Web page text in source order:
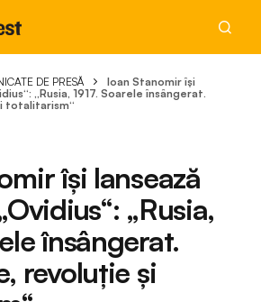
DE PRESĂ
Ioan Stanomir își
„Rusia, 1917. Soarele însângerat.
totalitarism“
își lansează
„Rusia,
însângerat.
revoluție și